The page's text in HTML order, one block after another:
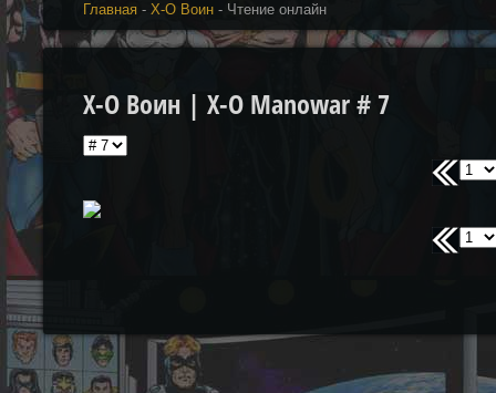
Главная -Х-О Воин - Чтение онлайн
Х-О Воин | X-O Manowar # 7